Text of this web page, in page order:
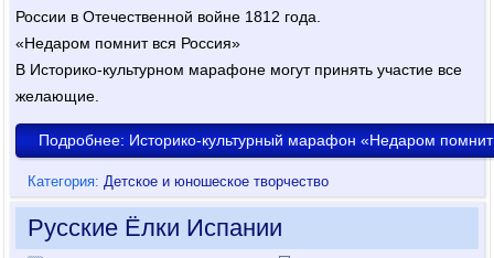
России в Отечественной войне 1812 года.
«Недаром помнит вся Россия»
В Историко-культурном марафоне могут принять участие все
желающие.
Подробнее: Историко-культурный марафон «Недаром
Категория: Детское и юношеское творчество
Русские Ёлки Испании